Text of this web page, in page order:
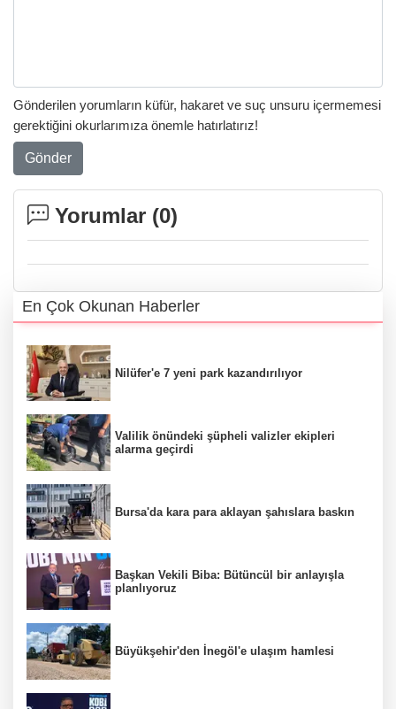
Gönderilen yorumların küfür, hakaret ve suç unsuru içermemesi
gerektiğini okurlarımıza önemle hatırlatırız!
Gönder
Yorumlar (0)
En Çok Okunan Haberler
Nilüfer'e 7 yeni park kazandırılıyor
Valilik önündeki şüpheli valizler ekipleri
alarma geçirdi
Bursa'da kara para aklayan şahıslara baskın
Başkan Vekili Biba: Bütüncül bir anlayışla
planlıyoruz
Büyükşehir'den İnegöl'e ulaşım hamlesi